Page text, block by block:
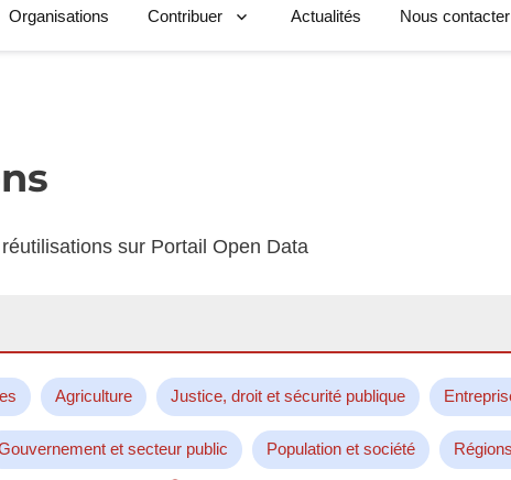
Organisations Contribuer Actualités Nous contacter
sur Portail Open Data
Agriculture Justice, droit et sécurité publique
et secteur public Population et société